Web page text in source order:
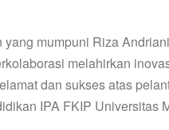
mumpuni Riza
melahirkan
dan sukses atas
IPA FKIP Universitas